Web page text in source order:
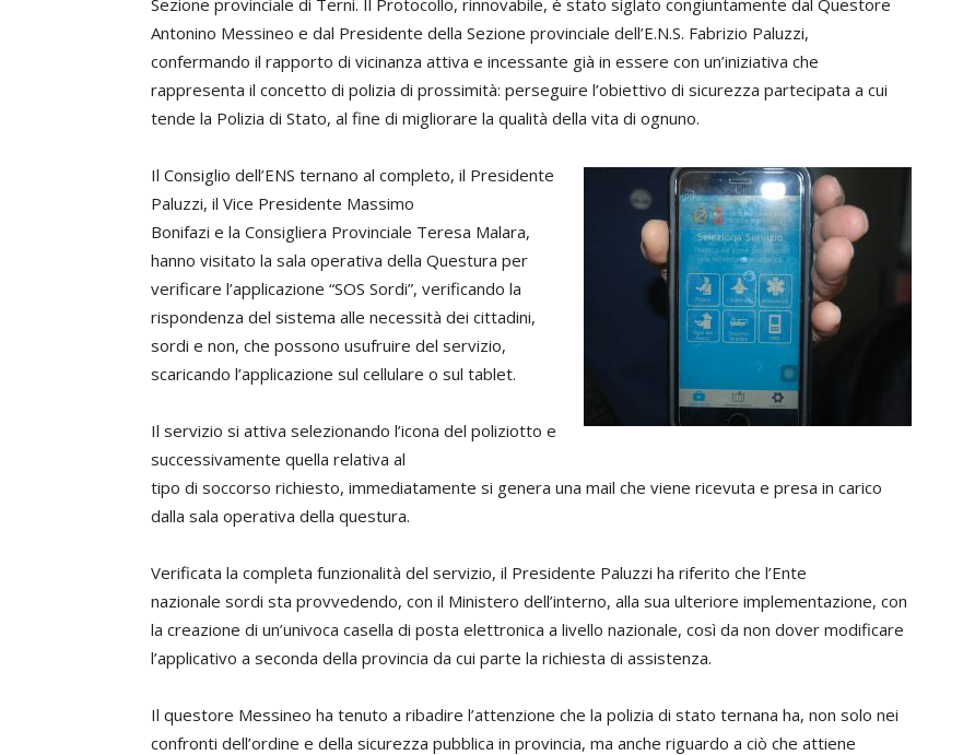
Sezione provinciale di Terni. Il Protocollo, rinnovabile, è stato siglato congiuntamente dal Questore
Antonino Messineo e dal Presidente della Sezione provinciale dell’E.N.S. Fabrizio Paluzzi,
confermando il rapporto di vicinanza attiva e incessante già in essere con un’iniziativa che
rappresenta il concetto di polizia di prossimità: perseguire l’obiettivo di sicurezza partecipata a cui
tende la Polizia di Stato, al fine di migliorare la qualità della vita di ognuno.
Il Consiglio dell’ENS ternano al completo, il Presidente
Paluzzi, il Vice Presidente Massimo
Bonifazi e la Consigliera Provinciale Teresa Malara,
hanno visitato la sala operativa della Questura per
verificare l’applicazione “SOS Sordi”, verificando la
rispondenza del sistema alle necessità dei cittadini,
sordi e non, che possono usufruire del servizio,
scaricando l’applicazione sul cellulare o sul tablet.
Il servizio si attiva selezionando l’icona del poliziotto e
successivamente quella relativa al
tipo di soccorso richiesto, immediatamente si genera una mail che viene ricevuta e presa in carico
dalla sala operativa della questura.
Verificata la completa funzionalità del servizio, il Presidente Paluzzi ha riferito che l’Ente
nazionale sordi sta provvedendo, con il Ministero dell’interno, alla sua ulteriore implementazione, con
la creazione di un’univoca casella di posta elettronica a livello nazionale, così da non dover modificare
l’applicativo a seconda della provincia da cui parte la richiesta di assistenza.
Il questore Messineo ha tenuto a ribadire l’attenzione che la polizia di stato ternana ha, non solo nei
confronti dell’ordine e della sicurezza pubblica in provincia, ma anche riguardo a ciò che attiene